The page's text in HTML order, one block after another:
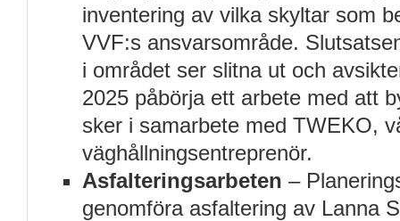
inventering av vilka skyltar som
VVF:s ansvarsområde.
i området ser slitna ut och
2025 påbörja ett arbete med att
sker i samarbete med TWEKO,
väghållningsentreprenör.
Asfalteringsarbeten –
genomföra asfaltering av Lanna